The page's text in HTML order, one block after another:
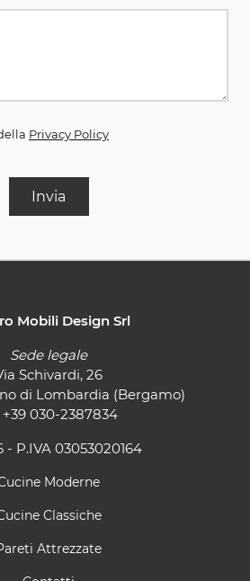
Privacy Policy
Invia
Mobili Design Srl
Sede legale
Schivardi, 26
di Lombardia (Bergamo)
+39 030-2387834
- P.IVA 03053020164
Moderne
Classiche
Attrezzate